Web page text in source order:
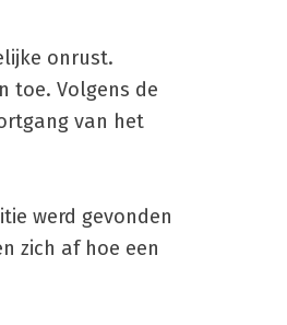
onrust.
toe. Volgens de
van het
werd gevonden
zich af hoe een